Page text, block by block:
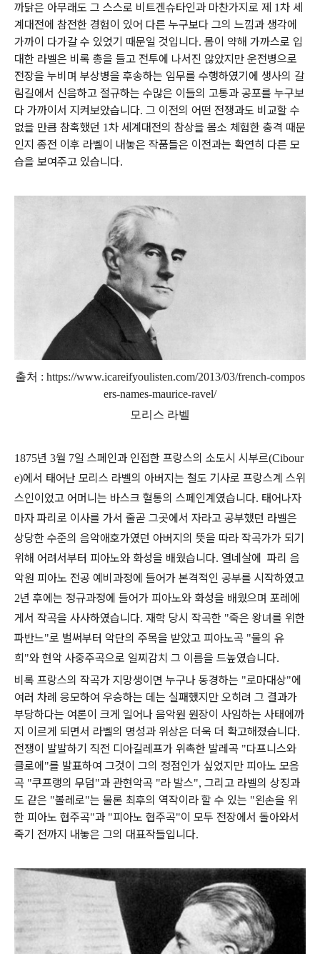
까닭은 아무래도 그 스스로 비트겐슈타인과 마찬가지로 제 1차 세
계대전에 참전한 경험이 있어 다른 누구보다 그의 느낌과 생각에
가까이 다가갈 수 있었기 때문일 것입니다. 몸이 약해 가까스로 입
대한 라벨은 비록 총을 들고 전투에 나서진 않았지만 운전병으로
전장을 누비며 부상병을 후송하는 임무를 수행하였기에 생사의 갈
림길에서 신음하고 절규하는 수많은 이들의 고통과 공포를 누구보
다 가까이서 지켜보았습니다. 그 이전의 어떤 전쟁과도 비교할 수
없을 만큼 참혹했던 1차 세계대전의 참상을 몸소 체험한 충격 때문
인지 종전 이후 라벨이 내놓은 작품들은 이전과는 확연히 다른 모
습을 보여주고 있습니다.
출처 : https://www.icareifyoulisten.com/2013/03/french-compos
ers-names-maurice-ravel/
모리스 라벨
1875년 3월 7일 스페인과 인접한 프랑스의 소도시 시부르(Cibour
e)에서 태어난 모리스 라벨의 아버지는 철도 기사로 프랑스계 스위
스인이었고 어머니는 바스크 혈통의 스페인계였습니다. 태어나자
마자 파리로 이사를 가서 줄곧 그곳에서 자라고 공부했던 라벨은
상당한 수준의 음악애호가였던 아버지의 뜻을 따라 작곡가가 되기
위해 어려서부터 피아노와 화성을 배웠습니다. 열네살에
파리 음
악원 피아노 전공 예비과정에 들어가 본격적인 공부를 시작하였고
2년 후에는 정규과정에 들어가 피아노와 화성을 배웠으며 포레에
게서 작곡을 사사하였습니다. 재학 당시 작곡한 "죽은 왕녀를 위한
파반느"로 벌써부터 악단의 주목을 받았고 피아노곡 "물의 유
희 "와 현악 사중주곡으로 일찌감치 그 이름을 드높였습니다.
비록 프랑스의 작곡가 지망생이면 누구나 동경하는 "로마대상"에
여러 차례 응모하여 우승하는 데는 실패했지만 오히려 그 결과가
부당하다는 여론이 크게 일어나 음악원 원장이 사임하는 사태에까
지 이르게 되면서 라벨의 명성과 위상은 더욱 더 확고해졌습니다.
전쟁이 발발하기 직전 디아길레프가 위촉한 발레곡 "다프니스와
클로에 "를 발표하여 그것이 그의 정점인가 싶었지만 피아노 모음
곡 "쿠프랭의 무덤"과 관현악곡 "라 발스", 그리고 라벨의 상징과
도 같은 "볼레로"는 물론 최후의 역작이라 할 수 있는 "왼손을 위
한 피아노 협주곡"과 "피아노 협주곡"이 모두 전장에서 돌아와서
죽기 전까지 내놓은 그의 대표작들입니다.